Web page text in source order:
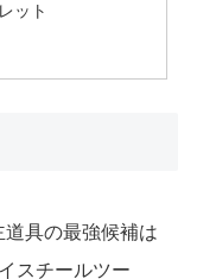
ット
具の最強候補は
スチールツー